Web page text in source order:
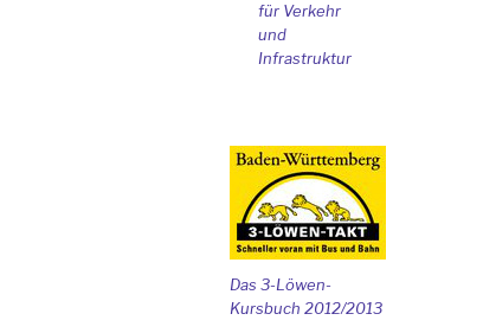
für Verkehr
und
Infrastruktur
Das 3-Löwen-
Kursbuch 2012/2013